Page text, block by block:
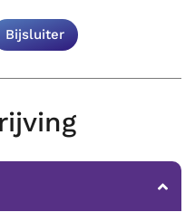
Bijsluiter